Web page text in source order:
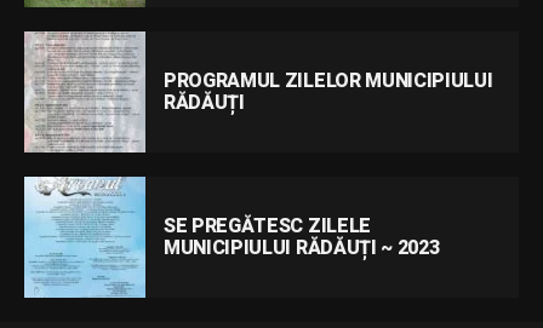
PROGRAMUL ZILELOR MUNICIPIULUI
RĂDĂUȚI
SE PREGĂTESC ZILELE
MUNICIPIULUI RĂDĂUȚI ~ 2023